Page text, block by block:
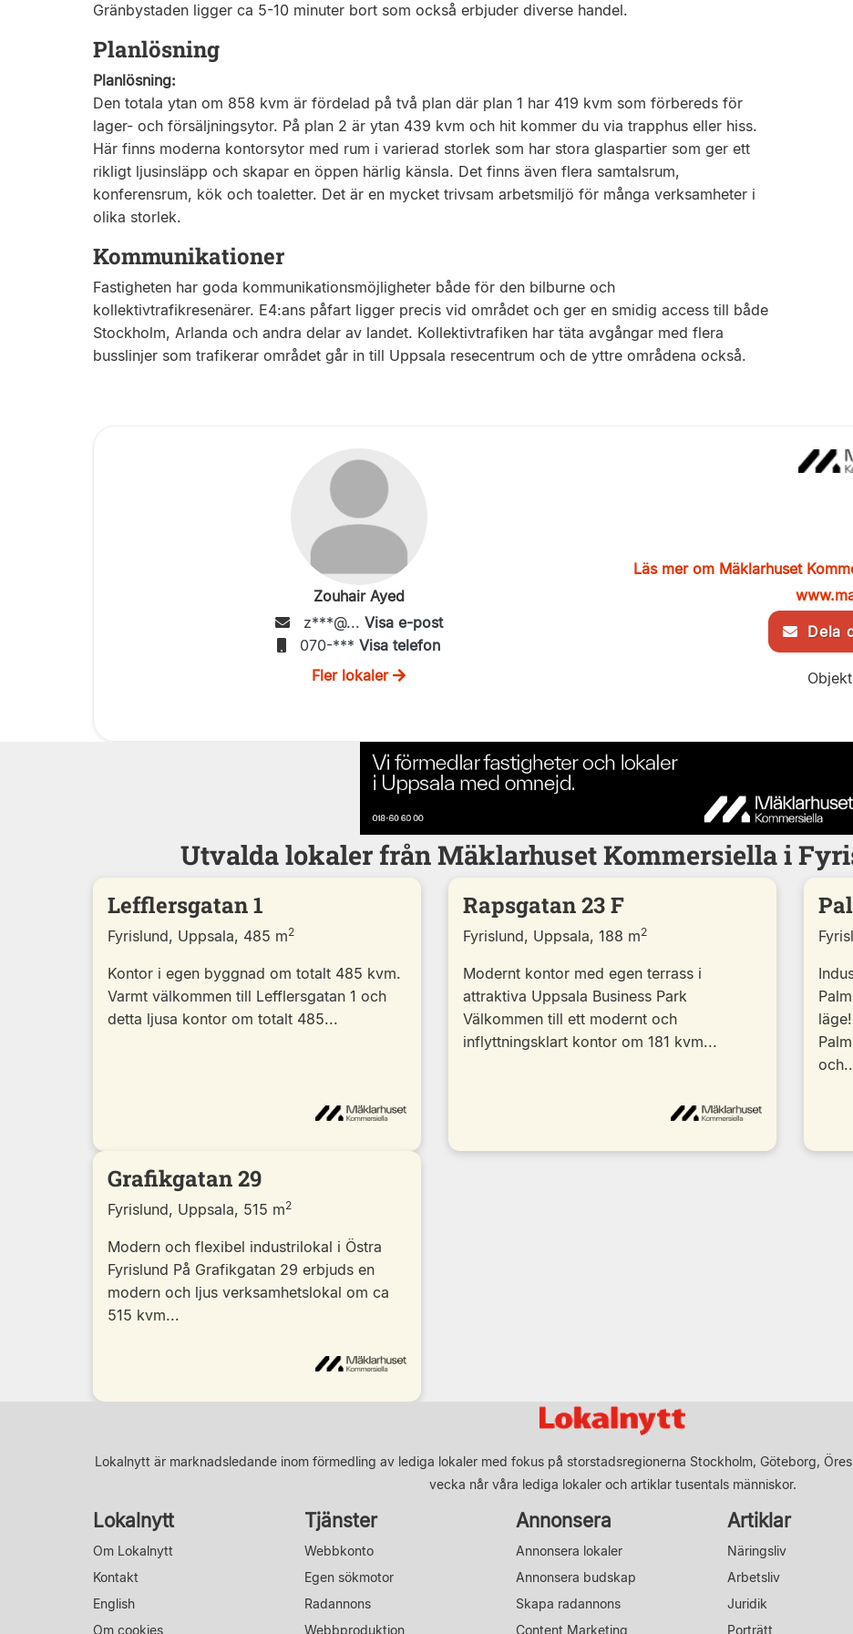
Gränbystaden ligger ca 5-10 minuter bort som också erbjuder diverse handel.
Planlösning
Planlösning:
Den totala ytan om 858 kvm är fördelad på två plan där plan 1 har 419 kvm som förbereds för
lager- och försäljningsytor. På plan 2 är ytan 439 kvm och hit kommer du via trapphus eller hiss.
Här finns moderna kontorsytor med rum i varierad storlek som har stora glaspartier som ger ett
rikligt ljusinsläpp och skapar en öppen härlig känsla. Det finns även flera samtalsrum,
konferensrum, kök och toaletter. Det är en mycket trivsam arbetsmiljö för många verksamheter i
olika storlek.
Kommunikationer
Fastigheten har goda kommunikationsmöjligheter både för den bilburne och
kollektivtrafikresenärer. E4:ans påfart ligger precis vid området och ger en smidig access till både
Stockholm, Arlanda och andra delar av landet. Kollektivtrafiken har täta avgångar med flera
busslinjer som trafikerar området går in till Uppsala resecentrum och de yttre områdena också.
Zouhair Ayed
z***@... Visa e-post
070-*** Visa telefon
Fler lokaler
Läs mer om Mäklarhuset
Dela
Utvalda lokaler från Mäklarhuset Kommersiella i
Lefflersgatan 1
Fyrislund, Uppsala, 485 m2
Kontor i egen byggnad om totalt 485 kvm.
Varmt välkommen till Lefflersgatan 1 och
detta ljusa kontor om totalt 485...
Rapsgatan 23 F
Fyrislund, Uppsala, 188 m2
Modernt kontor med egen terrass i
attraktiva Uppsala Business Park
Välkommen till ett modernt och
inflyttningsklart kontor om 181 kvm...
Grafikgatan 29
Fyrislund, Uppsala, 515 m2
Modern och flexibel industrilokal i Östra
Fyrislund På Grafikgatan 29 erbjuds en
modern och ljus verksamhetslokal om ca
515 kvm...
Lokalnytt är marknadsledande inom förmedling av lediga lokaler med fokus på storstadsregionerna Stockholm, Göteborg,
vecka når våra lediga lokaler och artiklar tusentals människor.
Lokalnytt
Om Lokalnytt
Kontakt
English
Om cookies
Tjänster
Webbkonto
Egen sökmotor
Radannons
Webbproduktion
Annonsera
Annonsera lokaler
Annonsera budskap
Skapa radannons
Content Marketing
Artiklar
Näringsliv
Arbetsliv
Juridik
Porträtt